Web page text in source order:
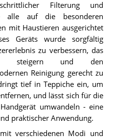
Filterung und
alle auf die besonderen
mit Haustieren ausgerichtet
Geräts wurde sorgfältig
zu verbessern, das
zu steigern und den
Reinigung gerecht zu
tief in Teppiche ein, um
und lässt sich für die
umwandeln - eine
praktischer Anwendung.
verschiedenen Modi und